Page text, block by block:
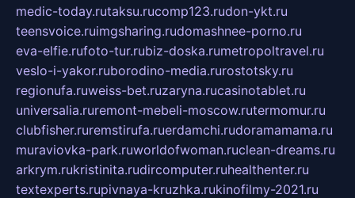
medic-today.rutaksu.rucomp123.rudon-ykt.ru
teensvoice.ruimgsharing.rudomashnee-porno.ru
eva-elfie.rufoto-tur.rubiz-doska.rumetropoltravel.ru
veslo-i-yakor.ruborodino-media.rurostotsky.ru
regionufa.ruweiss-bet.ruzaryna.rucasinotablet.ru
universalia.ruremont-mebeli-moscow.rutermomur.ru
clubfisher.ruremstirufa.ruerdamchi.rudoramamama.ru
muraviovka-park.ruworldofwoman.ruclean-dreams.ru
arkrym.rukristinita.rudircomputer.ruhealthenter.ru
textexperts.rupivnaya-kruzhka.rukinofilmy-2021.ru